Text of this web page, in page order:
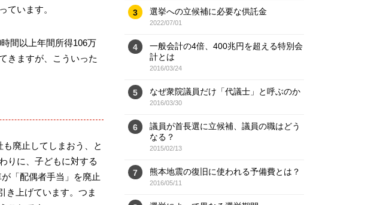
ています。
間以上年間所得106万
きますが、こういった
廃止してしまおう、と
りに、子どもに対する
「配偶者手当」を廃止
き上げています。つま
3 選挙への立候補に必要な供託金
2022/07/01
4
一般会計の4倍、400兆円を超える特別会
計とは
2016/03/24
5 なぜ衆院議員だけ「代議士」と呼ぶのか
2016/03/30
6
議員が首長選に立候補、議員の職はどう
なる？
2015/02/13
7 熊本地震の復旧に使われる予備費とは？
2016/05/11